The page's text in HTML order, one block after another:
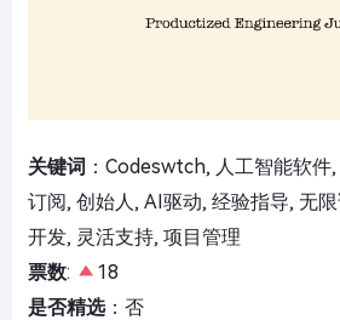
关键词 ：Codeswtch, 人工智能软件
订阅, 创始人, AI驱动, 经验指导, 无
开发, 灵活支持, 项目管理
票数:
18
是否精选：否